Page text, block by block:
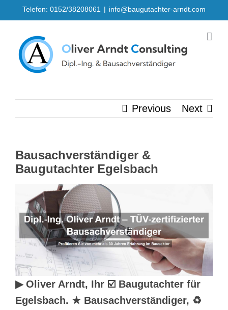
to
content
Telefon: 0152/38208061 | info@baugutachter-arndt.com
Previous Next
Bausachverständiger &
Baugutachter Egelsbach
▶︎ Oliver Arndt, Ihr ☑️ Baugutachter für
Egelsbach. ★ Bausachverständiger, ♻